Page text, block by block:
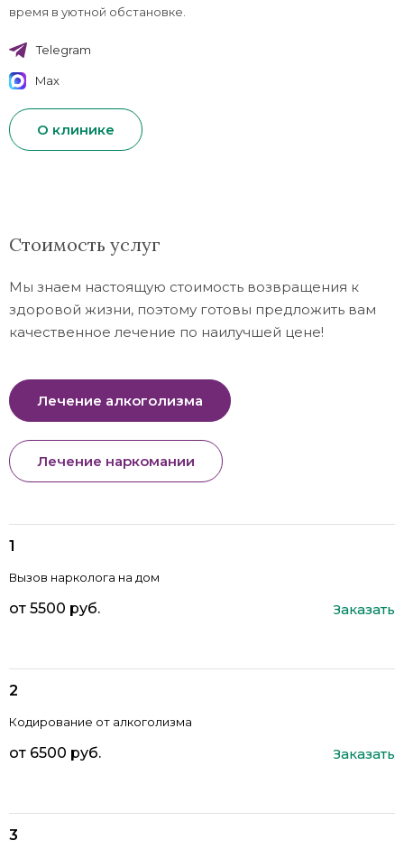
время в уютной обстановке.
Telegram
Max
О клинике
Стоимость услуг
Мы знаем настоящую стоимость возвращения к
здоровой жизни, поэтому готовы предложить вам
качественное лечение по наилучшей цене!
Лечение алкоголизма
Лечение наркомании
Вызов нарколога на дом
от 5500 руб. Заказать
Кодирование от алкоголизма
от 6500 руб. Заказать